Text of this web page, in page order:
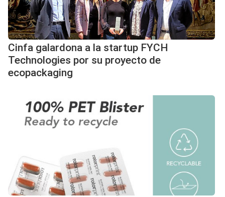
Cinfa galardona a la startup FYCH
Technologies por su proyecto de
ecopackaging